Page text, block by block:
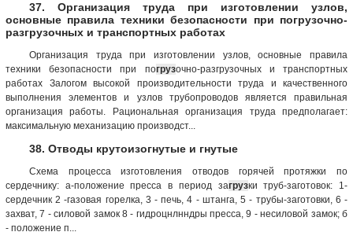
37. Организация труда при изготовлении узлов,
основные правила техники безопасности при погрузочно-
разгрузочных и транспортных работах
Организация труда при изготовлении узлов, основные правила
техники безопасности при погрузочно-разгрузочных и транспортных
работах Залогом высокой производительности труда и качественного
выполнения элементов и узлов трубопроводов является правильная
организация работы. Рациональная организация труда предполагает:
максимальную механизацию производст...
38. Отводы крутоизогнутые и гнутые
Схема процесса изготовления отводов горячей протяжки по
сердечнику: а-положение пресса в период загрузки труб-заготовок: 1-
сердечник 2 -газовая горелка, 3 - печь, 4 - штанга, 5 - трубы-заготовки, 6 -
захват, 7 - силовой замок 8 - гидроцнлнндры пресса, 9 - несиловой замок; б
- положение п...